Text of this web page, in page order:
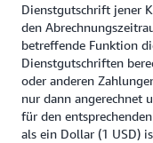
Dienstgutschrift jener
den
betreffende Funktion
Dienstgutschriften
oder anderen
nur dann angerechnet
für den
als ein Dollar (1 USD)